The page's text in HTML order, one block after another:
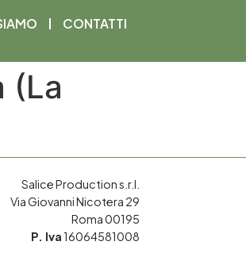
CONTATTI
(La
Salice Production s.r.l.
Via Giovanni Nicotera 29
Roma 00195
P. Iva16064581008